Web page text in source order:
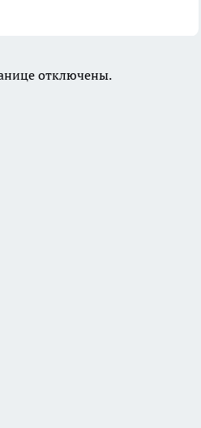
отключены.